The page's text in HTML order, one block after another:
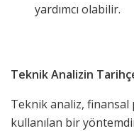
yardımcı olabilir.
Teknik Analizin
Teknik analiz, finansal
kullanılan bir